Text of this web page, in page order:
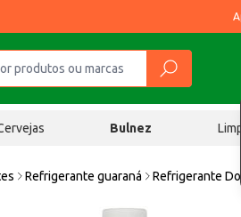
Bulnez
Refrigerante guaraná Refrigerante